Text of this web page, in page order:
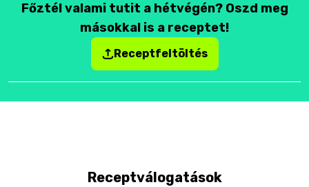
Főztél valami tutit a hétvégén? Oszd meg
másokkal is a receptet!
Receptfeltöltés
Receptválogatások